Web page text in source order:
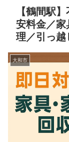
【鶴間駅
安料金／家
理／引っ越
大和市